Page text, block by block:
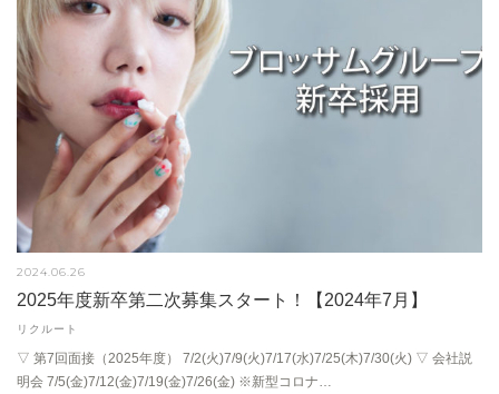
2024.06.26
2025年度新卒第二次募集スタート！【2024年7月】
リクルート
▽ 第7回面接（2025年度） 7/2(火)7/9(火)7/17(水)7/25(木)7/30(火) ▽ 会社説
明会 7/5(金)7/12(金)7/19(金)7/26(金) ※新型コロナ…